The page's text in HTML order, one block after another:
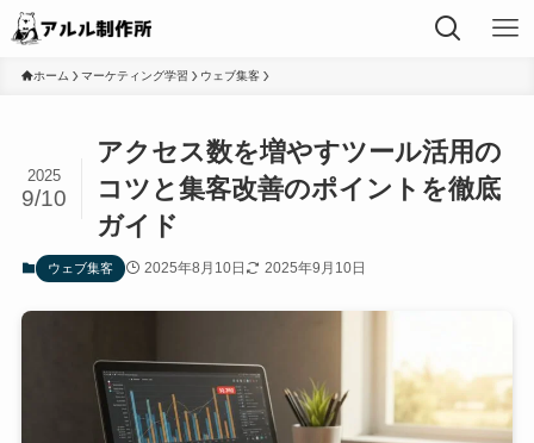
ホーム マーケティング学習 ウェブ集客
アクセス数を増やすツール活用の
コツと集客改善のポイントを徹底
ガイド
2025
9/10
ウェブ集客 2025年8月10日 2025年9月10日